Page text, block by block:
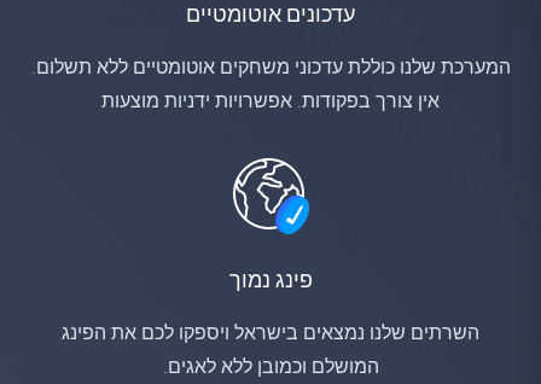
עדכונים אוטומטיים
המערכת שלנו כוללת עדכוני משחקים אוטומטיים ללא תשלום.
אין צורך בפקודות. אפשרויות ידניות מוצעות
פינג נמוך
השרתים שלנו נמצאים בישראל ויספקו לכם את הפינג
המושלם וכמובן ללא לאגים.